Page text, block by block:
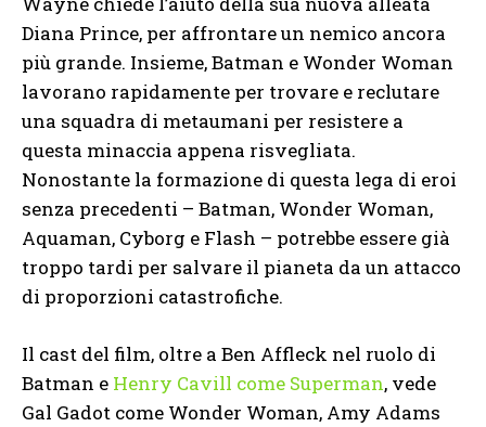
Diana Prince, per affrontare un nemico ancora
più grande. Insieme, Batman e Wonder Woman
lavorano rapidamente per trovare e reclutare
una squadra di metaumani per resistere a
questa minaccia appena risvegliata.
Nonostante la formazione di questa lega di eroi
senza precedenti – Batman, Wonder Woman,
Aquaman, Cyborg e Flash – potrebbe essere già
troppo tardi per salvare il pianeta da un attacco
di proporzioni catastrofiche.
Il cast del film, oltre a Ben Affleck nel ruolo di
Batman e Henry Cavill come Superman, vede
Gal Gadot come Wonder Woman, Amy Adams